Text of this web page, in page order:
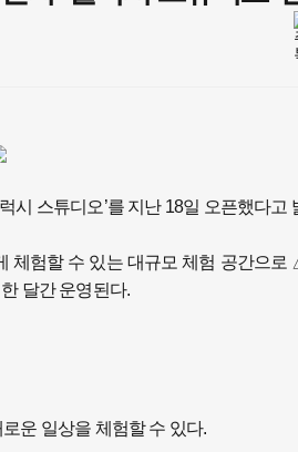
시 스튜디오’를 지난 18일 오픈했다고
체험할 수 있는 대규모 체험 공간으
달간 운영된다.
운 일상을 체험할 수 있다.